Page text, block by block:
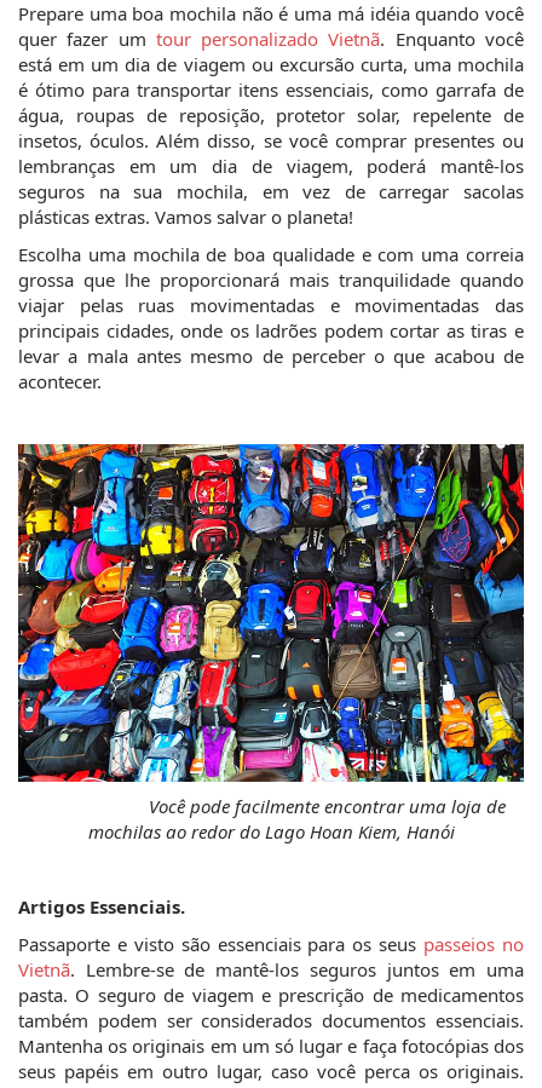
Prepare uma boa mochila não é uma má idéia quando você
quer fazer um tour personalizado Vietnã. Enquanto você
está em um dia de viagem ou excursão curta, uma mochila
é ótimo para transportar itens essenciais, como garrafa de
água, roupas de reposição, protetor solar, repelente de
insetos, óculos. Além disso, se você comprar presentes ou
lembranças em um dia de viagem, poderá mantê-los
seguros na sua mochila, em vez de carregar sacolas
plásticas extras. Vamos salvar o planeta!
Escolha uma mochila de boa qualidade e com uma correia
grossa que lhe proporcionará mais tranquilidade quando
viajar pelas ruas movimentadas e movimentadas das
principais cidades, onde os ladrões podem cortar as tiras e
levar a mala antes mesmo de perceber o que acabou de
acontecer.
Você pode facilmente encontrar uma loja de
mochilas ao redor do Lago Hoan Kiem, Hanói
Artigos Essenciais.
Passaporte e visto são essenciais para os seus passeios no
Vietnã. Lembre-se de mantê-los seguros juntos em uma
pasta. O seguro de viagem e prescrição de medicamentos
também podem ser considerados documentos essenciais.
Mantenha os originais em um só lugar e faça fotocópias dos
seus papéis em outro lugar, caso você perca os originais.